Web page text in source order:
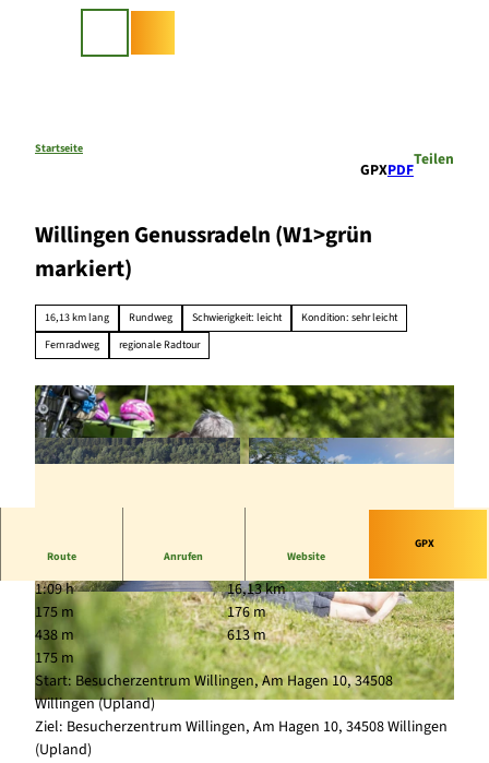
Startseite
GPXPDF
Teilen
Willingen Genussradeln (W1>grün
markiert)
16,13 km lang Rundweg Schwierigkeit: leicht
Kondition: sehr leicht
Fernradweg
regionale Radtour
© Sauerland-Tourismus, DennisStratmann.de |
© Sauerland-Tourismus, Tanja Evers |
CC-BY-SA
© Karl-Otto Götz |CC-BY-SA
Route Anrufen Website
GPX
1:09 h
16,13 km
175 m
176 m
438 m
613 m
175 m
Start: Besucherzentrum Willingen, Am Hagen 10, 34508
Willingen (Upland)
Ziel: Besucherzentrum Willingen, Am Hagen 10, 34508 Willingen
(Upland)